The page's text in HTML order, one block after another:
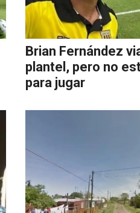
Brian Fernández
plantel, pero no
para jugar